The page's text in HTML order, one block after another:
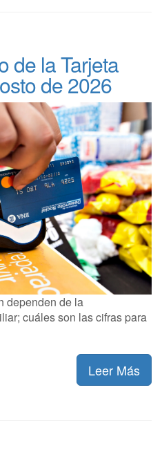
de la Tarjeta
de 2026
dependen de la
cuáles son las cifras para
Leer Más